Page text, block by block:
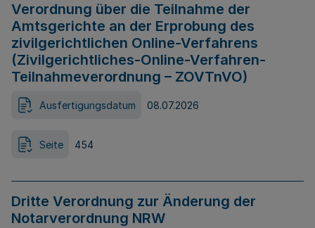
Verordnung über die Teilnahme der
Amtsgerichte an der Erprobung des
zivilgerichtlichen Online-Verfahrens
(Zivilgerichtliches-Online-Verfahren-
Teilnahmeverordnung – ZOVTnVO)
Ausfertigungsdatum 08.07.2026
Seite 454
Dritte Verordnung zur Änderung der
Notarverordnung NRW